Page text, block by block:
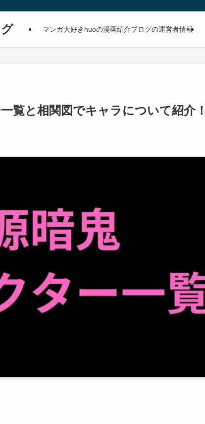
マンガ大好きhuoの漫画紹介ブログの運営者情報
覧と相関図でキャラについて紹介！